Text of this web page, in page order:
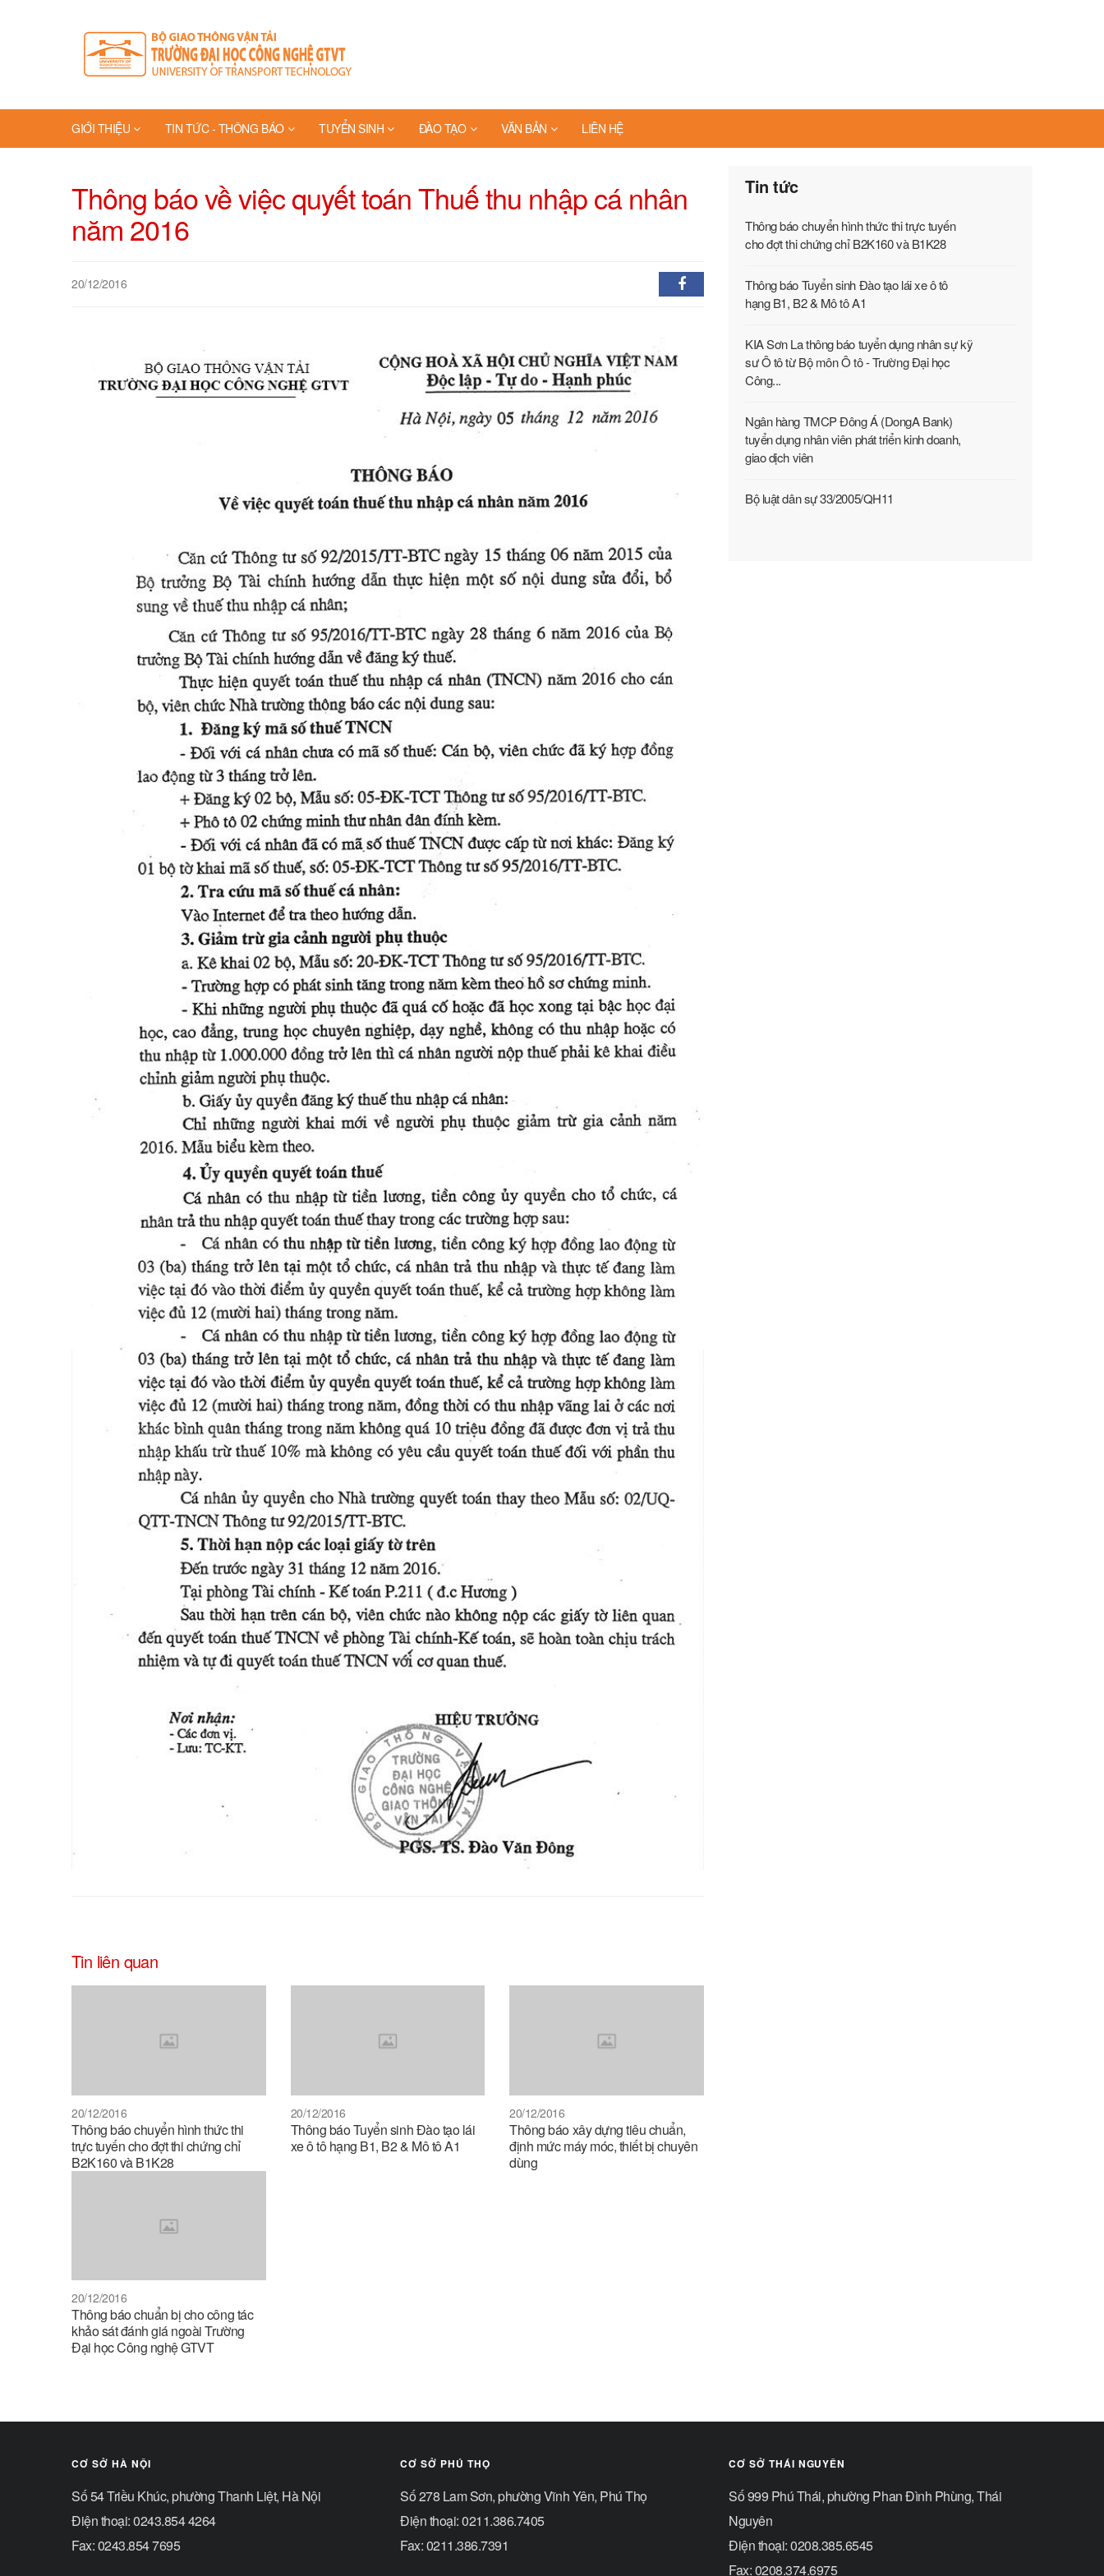
GIỚI THIỆU TIN TỨC - THÔNG BÁO TUYỂN SINH ĐÀO TẠO VĂN BẢN LIÊN HỆ
Thông báo về việc quyết toán Thuế thu nhập cá nhân
năm 2016
20/12/2016
Tin liên quan
20/12/2016
Thông báo chuyển hình thức thi
trực tuyến cho đợt thi chứng chỉ
B2K160 và B1K28
20/12/2016
Thông báo Tuyển sinh Đào tạo lái
xe ô tô hạng B1, B2 & Mô tô A1
20/12/2016
Thông báo xây dựng tiêu chuẩn,
định mức máy móc, thiết bị chuyên
dùng
20/12/2016
Thông báo chuẩn bị cho công tác
khảo sát đánh giá ngoài Trường
Đại học Công nghệ GTVT
Tin tức
Thông báo chuyển hình thức thi trực tuyến
cho đợt thi chứng chỉ B2K160 và B1K28
Thông báo Tuyển sinh Đào tạo lái xe ô tô
hạng B1, B2 & Mô tô A1
KIA Sơn La thông báo tuyển dụng nhân sự kỹ
sư Ô tô từ Bộ môn Ô tô - Trường Đại học
Công...
Ngân hàng TMCP Đông Á (DongA Bank)
tuyển dụng nhân viên phát triển kinh doanh,
giao dịch viên
Bộ luật dân sự 33/2005/QH11
CƠ SỞ HÀ NỘI
Số 54 Triều Khúc, phường Thanh Liệt, Hà Nội
Điện thoại: 0243.854 4264
Fax: 0243.854 7695
CƠ SỞ PHÚ THỌ
Số 278 Lam Sơn, phường Vĩnh Yên, Phú Thọ
Điện thoại: 0211.386.7405
Fax: 0211.386.7391
CƠ SỞ THÁI NGUYÊN
Số 999 Phú Thái, phường Phan Đình Phùng, Thái
Nguyên
Điện thoại: 0208.385.6545
Fax: 0208.374.6975